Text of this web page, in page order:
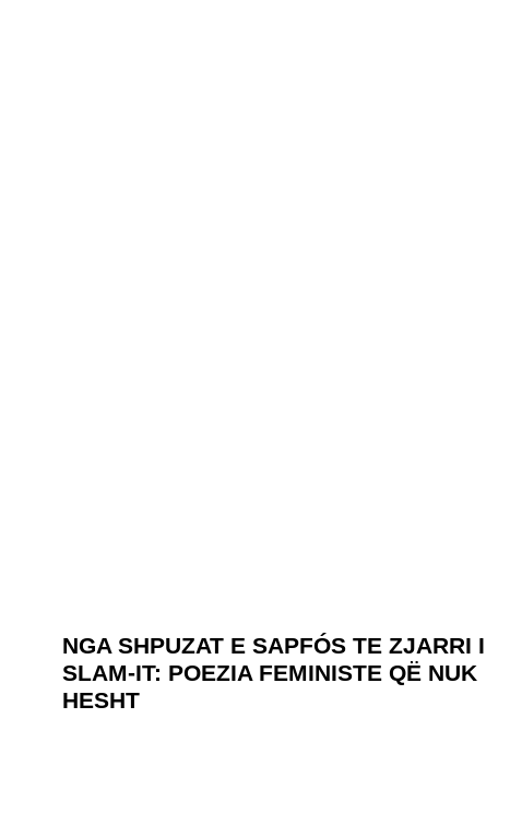
NGA SHPUZAT E SAPFÓS TE ZJARRI I
SLAM-IT: POEZIA FEMINISTE QË NUK
HESHT